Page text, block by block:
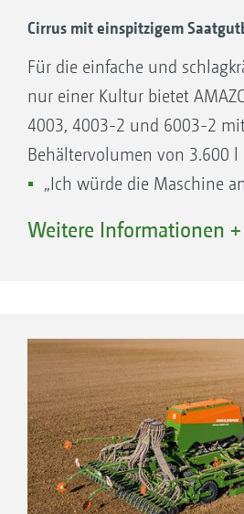
Cirrus mit einspitzigem
Für die einfache und
nur einer Kultur bietet
4003, 4003-2 und 6003-2
Behältervolumen von 3.600 l
„Ich würde die Maschine
und im Vergleich zu
Weitere Informationen +